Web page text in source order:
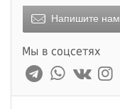
Напишите нам
Мы в соцсетях